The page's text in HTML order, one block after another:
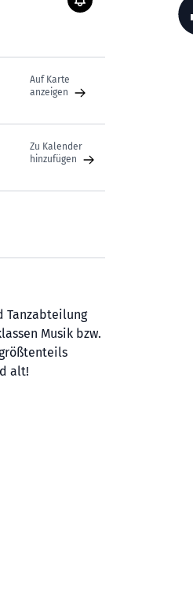
Auf Karte
anzeigen
Zu Kalender
hinzufügen
Tanzabteilung
Musik bzw.
alt!